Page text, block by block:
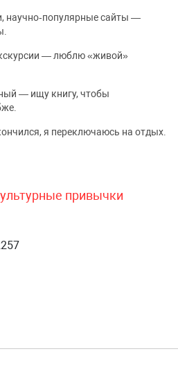
научно‑популярные сайты —
— люблю «живой»
— ищу книгу, чтобы
я переключаюсь на отдых.
привычки